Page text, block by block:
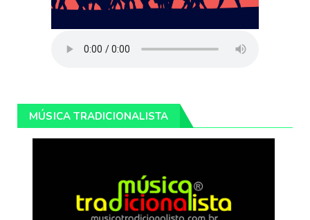
MÚSICA TRADICIONALISTA